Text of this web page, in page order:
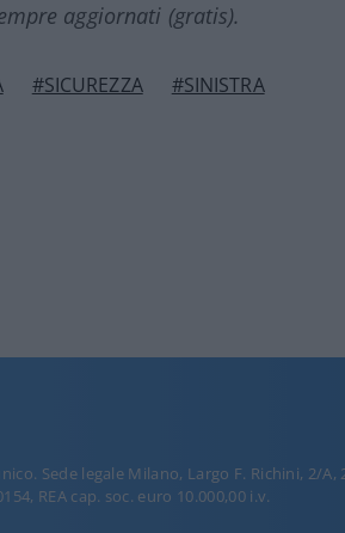
aggiornati (gratis).
#SICUREZZA #SINISTRA
Sede legale Milano, Largo F. Richini, 2/A,
REA cap. soc. euro 10.000,00 i.v.